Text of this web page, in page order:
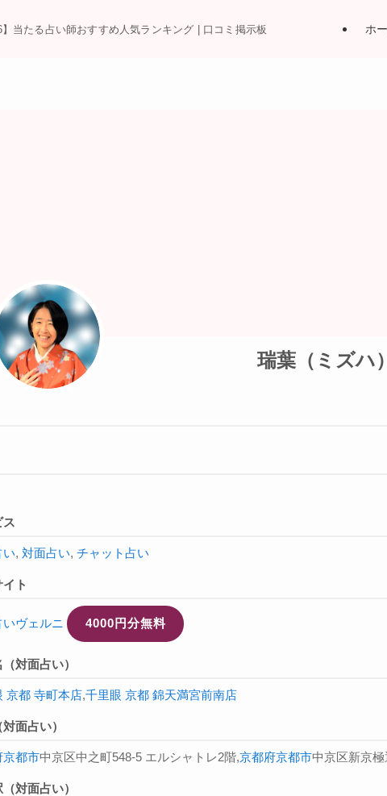
】当たる占い師おすすめ人気ランキング | 口コミ掲示板 ホ
瑞葉（ミズハ）
ス
い, 対面占い, チャット占い
ト
いヴェルニ 4000円分無料
対面占い）
京都 寺町本店,千里眼 京都 錦天満宮前南店
面占い）
京都市中京区中之町548-5 エルシャトレ2階,京都府京都市中京区新京
対面占い）